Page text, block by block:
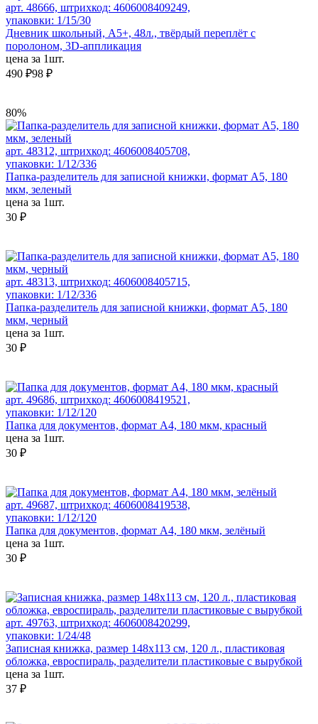
арт. 48666, штрихкод: 4606008409249,
упаковки: 1/15/30
Дневник школьный, А5+, 48л., твёрдый переплёт с
поролоном, 3D-аппликация
цена за 1шт.
490 ₽98 ₽
80%
арт. 48312, штрихкод: 4606008405708,
упаковки: 1/12/336
Папка-разделитель для записной книжки, формат А5, 180
мкм, зеленый
цена за 1шт.
30 ₽
арт. 48313, штрихкод: 4606008405715,
упаковки: 1/12/336
Папка-разделитель для записной книжки, формат А5, 180
мкм, черный
цена за 1шт.
30 ₽
арт. 49686, штрихкод: 4606008419521,
упаковки: 1/12/120
Папка для документов, формат А4, 180 мкм, красный
цена за 1шт.
30 ₽
арт. 49687, штрихкод: 4606008419538,
упаковки: 1/12/120
Папка для документов, формат А4, 180 мкм, зелёный
цена за 1шт.
30 ₽
арт. 49763, штрихкод: 4606008420299,
упаковки: 1/24/48
Записная книжка, размер 148х113 см, 120 л., пластиковая
обложка, евроспираль, разделители пластиковые с вырубкой
цена за 1шт.
37 ₽